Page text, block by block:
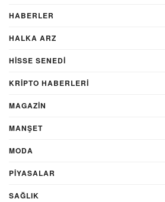
HABERLER
HALKA ARZ
HİSSE SENEDİ
KRIPTO HABERLERI
MAGAZİN
MANŞET
MODA
PİYASALAR
SAĞLIK